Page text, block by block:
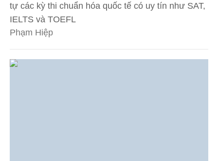
tự các kỳ thi chuẩn hóa quốc tế có uy tín như SAT,
IELTS và TOEFL
Phạm Hiệp